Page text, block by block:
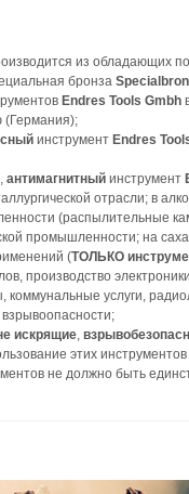
из обладающих
бронза
Endres Tools Gmbh
(Германия);
инструмент Endres
, антимагнитный инструмент
отрасли; в
(распылительные
промышленности; на
(ТОЛЬКО
производство
услуги,
искрящие,
этих
не должно быть